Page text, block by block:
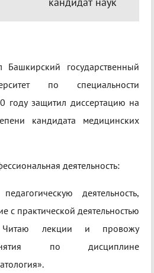
государственный
по специальности
году защитил диссертацию на
кандидата медицинских
деятельность:
деятельность,
с практической деятельностью
Читаю лекции и провожу
по дисциплине